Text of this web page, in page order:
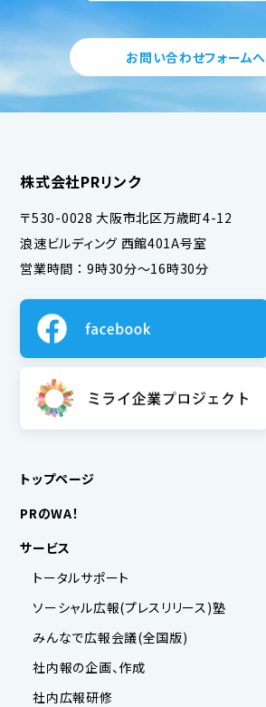
お問い合わせフォームへ
株式会社PRリンク
〒530-0028 大阪市北区万歳町4-12
浪速ビルディング 西館401A号室
営業時間 ： 9時30分～16時30分
トップページ
PRのWA！
サービス
トータルサポート
ソーシャル広報(プレスリリース)塾
みんなで広報会議(全国版)
社内報の企画、作成
社内広報研修